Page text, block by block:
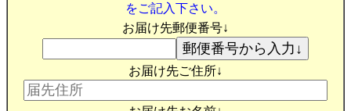
をご記入下さい。
お届け先郵便番号↓
お届け先ご住所↓